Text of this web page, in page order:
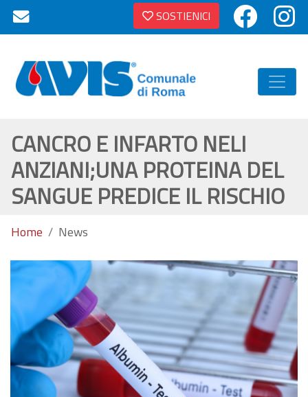
SOSTIENICI
CANCRO E INFARTO NELI
ANZIANI;UNA PROTEINA DEL
SANGUE PREDICE IL RISCHIO
Home News